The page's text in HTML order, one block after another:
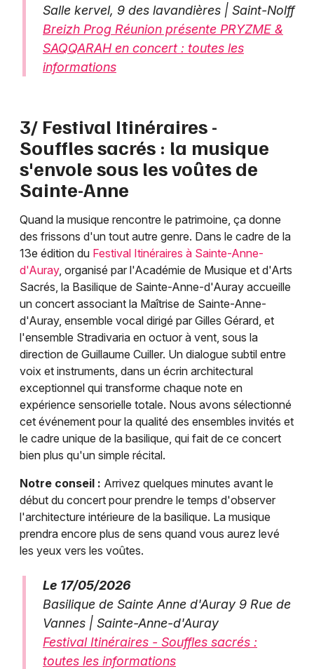
Salle kervel, 9 des lavandières | Saint-Nolff
Breizh Prog Réunion présente PRYZME &
SAQQARAH en concert : toutes les
informations
3/ Festival Itinéraires -
Souffles sacrés : la musique
s'envole sous les voûtes de
Sainte-Anne
Quand la musique rencontre le patrimoine, ça donne
des frissons d'un tout autre genre. Dans le cadre de la
13e édition du Festival Itinéraires à Sainte-Anne-
d'Auray, organisé par l'Académie de Musique et d'Arts
Sacrés, la Basilique de Sainte-Anne-d'Auray accueille
un concert associant la Maîtrise de Sainte-Anne-
d'Auray, ensemble vocal dirigé par Gilles Gérard, et
l'ensemble Stradivaria en octuor à vent, sous la
direction de Guillaume Cuiller. Un dialogue subtil entre
voix et instruments, dans un écrin architectural
exceptionnel qui transforme chaque note en
expérience sensorielle totale. Nous avons sélectionné
cet événement pour la qualité des ensembles invités et
le cadre unique de la basilique, qui fait de ce concert
bien plus qu'un simple récital.
Notre conseil : Arrivez quelques minutes avant le
début du concert pour prendre le temps d'observer
l'architecture intérieure de la basilique. La musique
prendra encore plus de sens quand vous aurez levé
les yeux vers les voûtes.
Le 17/05/2026
Basilique de Sainte Anne d'Auray 9 Rue de
Vannes | Sainte-Anne-d'Auray
Festival Itinéraires - Souffles sacrés :
toutes les informations